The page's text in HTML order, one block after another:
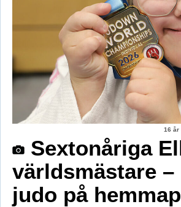
16 år
Sextonåriga
världsmästare –
judo på